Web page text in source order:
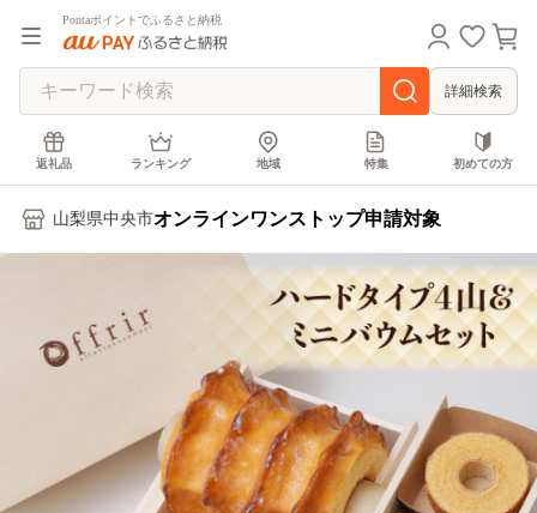
Pontaポイントでふるさと納税
詳細検索
返礼品 ランキング 地域 特集 初めての方
山梨県中央市オンラインワンストップ申請対象